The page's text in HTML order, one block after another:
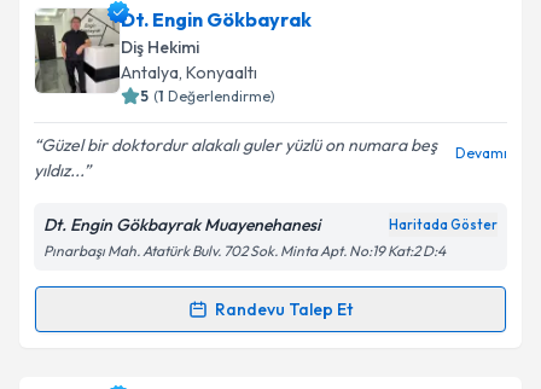
Dt. Umut Bıyıklıoğluiçin randevu takvimi talebi
oluşturun. Size bu uzmandan randevu almanız için bir
takvim hazırlandığında e-posta ile bilgilendireceğiz.
Kişisel verilerimin işlenmesine ilişkin
Aydınlatma
Metni'ni okudum ve kişisel verilerimin belirtilen
kapsamda işlenmesini kabul ediyorum.
Dt. Engin Gökbayrak
Diş Hekimi
Antalya, Konyaaltı
5 (1 Değerlendirme)
Güzel bir doktordur alakalı guler yüzlü on numara beş
yıldız...
Devamı
Dt. Engin Gökbayrak Muayenehanesi Haritada Göster
Pınarbaşı Mah. Atatürk Bulv. 702 Sok. Minta Apt. No:19 Kat:2 D:4
Randevu Talep Et
Randevu Takvimi Talebi